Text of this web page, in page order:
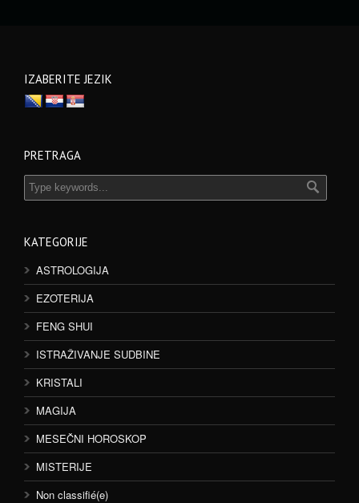
IZABERITE JEZIK
PRETRAGA
KATEGORIJE
ASTROLOGIJA
EZOTERIJA
FENG SHUI
ISTRAŽIVANJE SUDBINE
KRISTALI
MAGIJA
MESEČNI HOROSKOP
MISTERIJE
Non classifié(e)